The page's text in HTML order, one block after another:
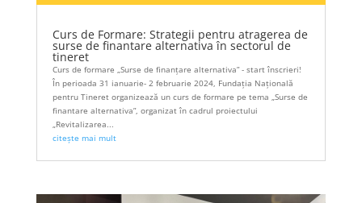
Curs de Formare: Strategii pentru atragerea de
surse de finantare alternativa în sectorul de
tineret
Curs de formare „Surse de finanțare alternativa” - start înscrieri!
În perioada 31 ianuarie- 2 februarie 2024, Fundația Națională
pentru Tineret organizează un curs de formare pe tema „Surse de
finantare alternativa”, organizat în cadrul proiectului
„Revitalizarea...
citește mai mult